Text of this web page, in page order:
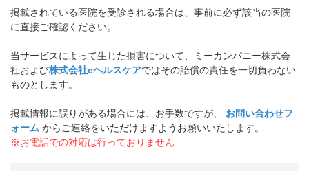
掲載されている医院を受診される場合は、事前に必ず該当の医院
に直接ご確認ください。
当サービスによって生じた損害について、ミーカンパニー株式会
社および株式会社eヘルスケアではその賠償の責任を一切負わない
ものとします。
掲載情報に誤りがある場合には、お手数ですが、
お問い合わせフ
ォーム からご連絡をいただけますようお願いいたします。
※お電話での対応は行っておりません